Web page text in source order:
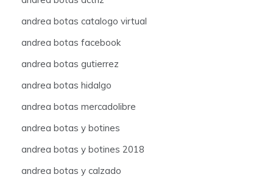
andrea botas catalogo virtual
andrea botas facebook
andrea botas gutierrez
andrea botas hidalgo
andrea botas mercadolibre
andrea botas y botines
andrea botas y botines 2018
andrea botas y calzado